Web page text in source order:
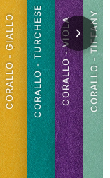
CORALLO - GIALLOCORALLO - TURCHESECORALLO - VIOLACORALLO - TIFFANY